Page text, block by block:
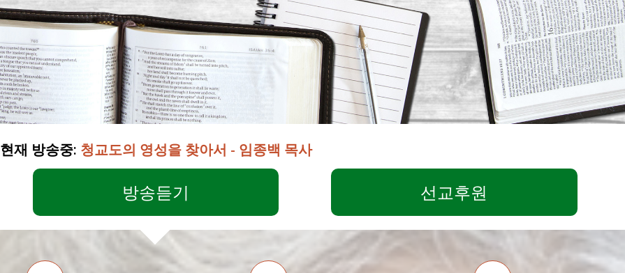
현재 방송중: 청교도의 영성을 찾아서 - 임종백 목사
방송듣기 선교후원